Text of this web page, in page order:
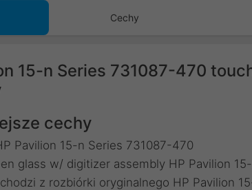
Cechy
15-n Series 731087-470
cechy
Pavilion 15-n Series 731087-470
glass w/ digitizer assembly HP Pavilion
z rozbiórki oryginalnego HP Pavilion